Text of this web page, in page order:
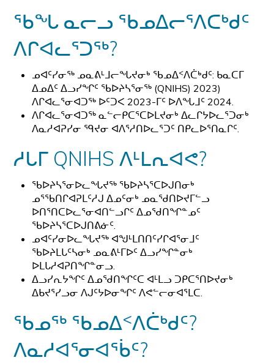
ᖃᖓ ᓇᓕᓗ ᖃᓄᐃᓕᕐᐱᑕᒃᑯᑦ
ᐱᒋᐊᓚᕐᑐᖅ?
ᓄᐊᑦᓯᓂᖅ ᓄᓇᕕᒻᒧᓕᖓᔪᓂᒃ ᖃᓄᐃᑉᐱᑖᒃᑯᑦ: ᑲᓇᑕᒥ
ᐃᓄᐃᑦ ᐃᓗᓯᖏᑦ ᖃᐅᔨᓴᕐᓂᖅ (QNIHS) 2023)
ᐱᒋᐊᓚᕐᓂᐊᑐᖅ ᐅᑦᑐᐸ 2023-ᒥᑦ ᐅᐱᖓᒧᑦ 2024.
ᐱᒋᐊᓚᕐᓂᐊᑐᖅ ᓇᓪᓕᑭᑕᕐᑕᐅᒪᔪᓂᒃ ᐃᓚᒋᔭᐅᓚᕐᑐᓂᒃ
ᐱᓇᓱᐊᕈᓯᓂ ᙯᔪᓂ ᐊᐱᕐᓱᑎᐅᓚᕐᑐᑦ ᑎᑭᓚᐅᕐᑎᓇᒋᑦ.
ᓱᒐᒥ QNIHS ᐱᒻᒪᕆᐊᕙ?
ᖃᐅᔨᓴᕐᓂᐅᓚᖓᔪᖅ ᖃᐅᔨᓴᕐᑕᐅᒍᑎᓂᒃ
ᓄᕐᖃᑎᒋᐊᕈᒪᑦᓱᒍ ᐃᓄᑦᓂᒃ ᓄᓇᖁᑎᐅᔪᒥᓪᓗ
ᐅᑎᕐᑎᑕᐅᓚᕐᓂᐊᑎᓪᓗᒋᑦ ᐃᓄᖁᑎᖏᓐᓄᑦ
ᖃᐅᔨᓴᕐᑕᐅᒍᑎᕕᓃᑦ.
ᓄᐊᑦᓯᓂᐅᓚᖓᔪᖅ ᐊᖑᒻᒪᑎᑎᑦᓯᒋᐊᕐᓂᒧᑦ
ᖃᐅᔨᒪᒐᑦᓴᓂᒃ ᓄᓇᕕᒻᒥᐅᑦ ᐃᓗᓯᖏᓐᓂᒃ
ᐅᒪᒐᓱᐊᕈᑎᖏᓐᓂᓗ.
ᐃᓗᓯᕆᔭᖏᑦ ᐃᓄᖁᑎᖏᑦᑕ ᐊᒻᒪᓗ ᑐᑭᑕᕐᑎᐅᔪᓂᒃ
ᐃᑲᔪᕐᓯᓗᓂ ᐱᒍᑦᔭᐅᓂᖏᑦ ᐱᕙᓪᓕᓂᐊᕐᒪᑕ.
ᖃᓄᖅ ᖃᓄᐃᑉᐱᑖᒃᑯᑦ?
ᐱᓇᓱᐊᕐᓂᐊᖄᑦ?